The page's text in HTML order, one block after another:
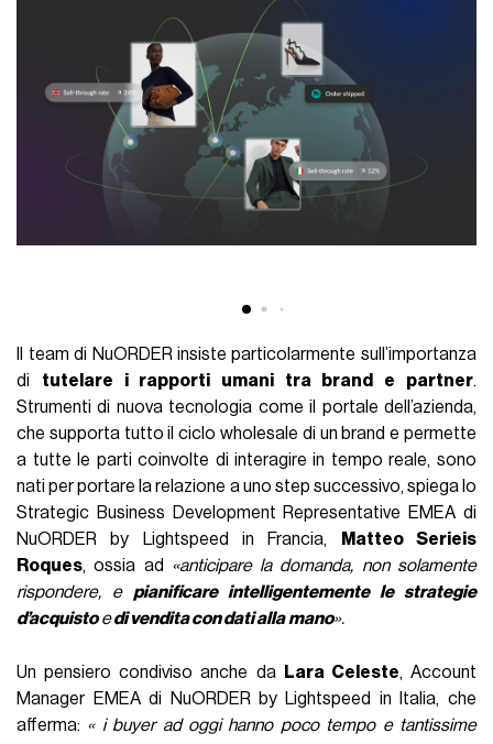
Il team di NuORDER insiste particolarmente sull’importanza
di tutelare i rapporti umani tra brand e partner.
Strumenti di nuova tecnologia come il portale dell’azienda,
che supporta tutto il ciclo wholesale di un brand e permette
a tutte le parti coinvolte di interagire in tempo reale, sono
nati per portare la relazione a uno step successivo, spiega lo
Strategic Business Development Representative EMEA di
NuORDER by Lightspeed in Francia,
Matteo Serieis
Roques, ossia ad «anticipare la domanda, non solamente
rispondere, e pianificare intelligentemente le strategie
d’acquistoedi vendita con dati alla mano».
Un pensiero condiviso anche da Lara Celeste, Account
Manager EMEA di NuORDER by Lightspeed in Italia, che
afferma: « i buyer ad oggi hanno poco tempo e tantissime